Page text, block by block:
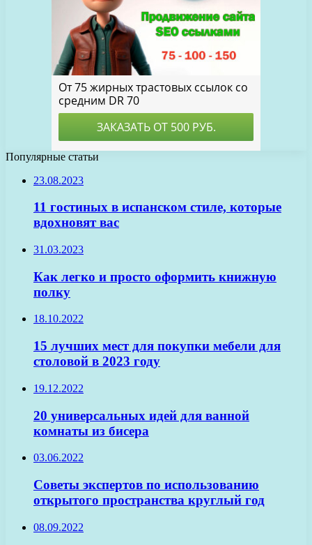
Популярные статьи
23.08.2023
11 гостиных в испанском стиле, которые
вдохновят вас
31.03.2023
Как легко и просто оформить книжную
полку
18.10.2022
15 лучших мест для покупки мебели для
столовой в 2023 году
19.12.2022
20 универсальных идей для ванной
комнаты из бисера
03.06.2022
Советы экспертов по использованию
открытого пространства круглый год
08.09.2022